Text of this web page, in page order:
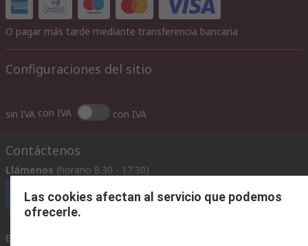
O pagar más tarde mediante transferencia bancaria
Configuraciones del sitio
sin IVA con IVA con IVA
Contáctenos
Llámenos (horario 8.30 - 17.30)
Llámenos
Envíenos un email
Las cookies afectan al servicio que podemos
ofrecerle.